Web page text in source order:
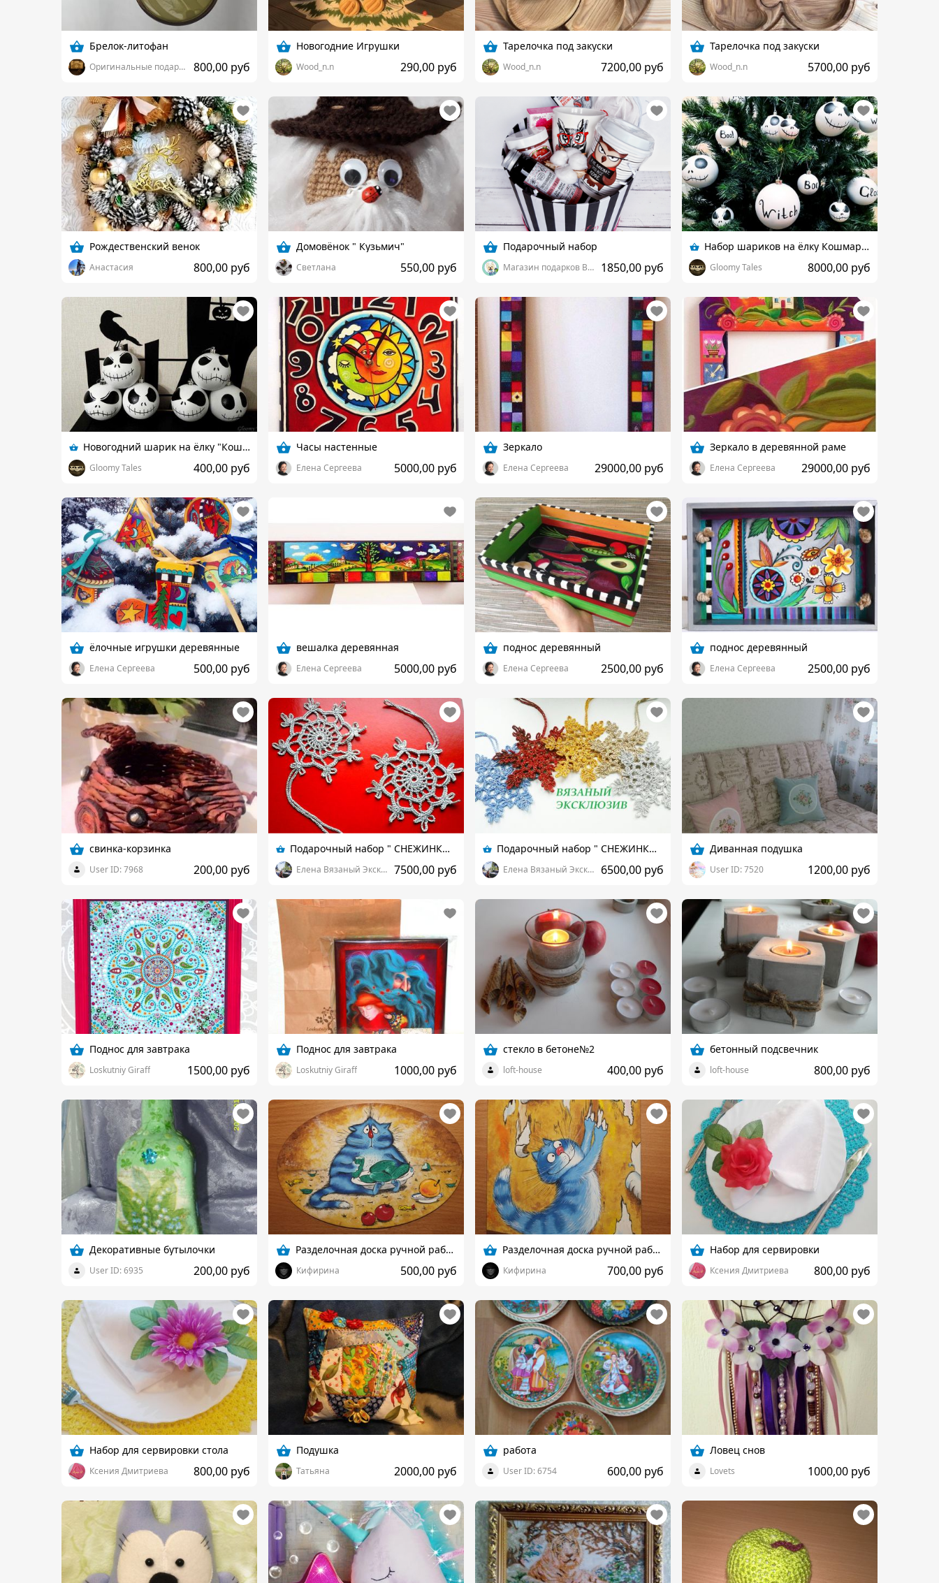
Брелок-литофан
Оригинальные подарки 800,00 руб
Новогодние Игрушки
Wood_n.n 290,00 руб
Тарелочка под закуски
Wood_n.n 7200,00 руб
Тарелочка под закуски
Wood_n.n 5700,00 руб
Рождественский венок
Анастасия 800,00 руб
Домовёнок " Кузьмич"
Светлана 550,00 руб
Подарочный набор
Магазин подарков Bussina_box 1850,00 руб
Набор шариков на ёлку Кошмар перед Рождеством
Gloomy Tales 8000,00 руб
Новогодний шарик на ёлку "Кошмар перед Рождеством"
Gloomy Tales 400,00 руб
Часы настенные
Елена Сергеева 5000,00 руб
Зеркало
Елена Сергеева 29000,00 руб
Зеркало в деревянной раме
Елена Сергеева 29000,00 руб
ёлочные игрушки деревянные
Елена Сергеева 500,00 руб
вешалка деревянная
Елена Сергеева 5000,00 руб
поднос деревянный
Елена Сергеева 2500,00 руб
поднос деревянный
Елена Сергеева 2500,00 руб
свинка-корзинка
User ID: 7968 200,00 руб
Подарочный набор " СНЕЖИНКИ " украшение на елку
Елена Вязаный Эксклюзив 7500,00 руб
Подарочный набор " СНЕЖИНКИ " украшение на елку
Елена Вязаный Эксклюзив 6500,00 руб
Диванная подушка
User ID: 7520 1200,00 руб
Поднос для завтрака
Loskutniy Giraff 1500,00 руб
Поднос для завтрака
Loskutniy Giraff 1000,00 руб
стекло в бетоне№2
loft-house 400,00 руб
бетонный подсвечник
loft-house 800,00 руб
Декоративные бутылочки
User ID: 6935 200,00 руб
Разделочная доска ручной работы
Кифирина 500,00 руб
Разделочная доска ручной работы
Кифирина 700,00 руб
Набор для сервировки
Ксения Дмитриева 800,00 руб
Набор для сервировки стола
Ксения Дмитриева 800,00 руб
Подушка
Татьяна 2000,00 руб
работа
User ID: 6754 600,00 руб
Ловец снов
Lovets 1000,00 руб